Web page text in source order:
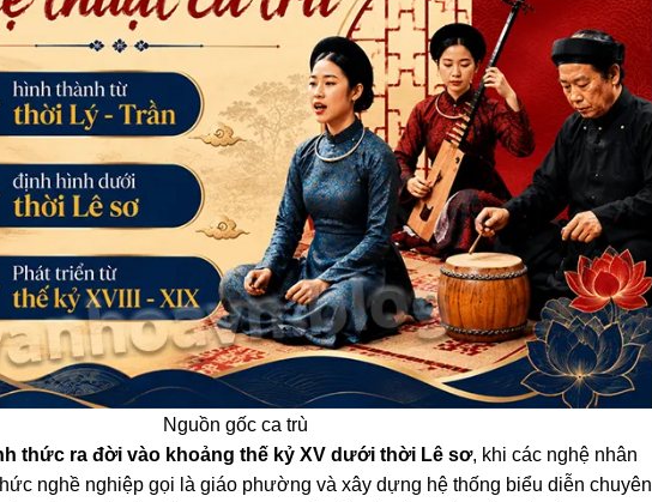
Nguồn gốc ca trù
thức ra đời vào khoảng thế kỷ XV dưới thời Lê sơ, khi các nghệ nhân
nghề nghiệp gọi là giáo phường và xây dựng hệ thống biểu diễn chuyên